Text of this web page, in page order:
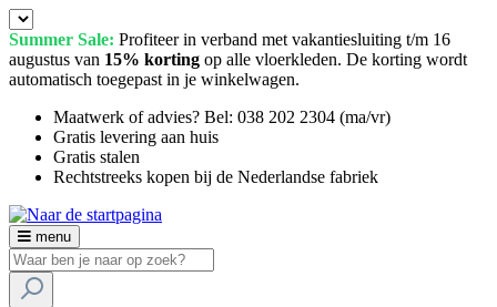
Summer Sale: Profiteer in verband met vakantiesluiting t/m 16
augustus van 15% korting op alle vloerkleden. De korting wordt
automatisch toegepast in je winkelwagen.
Maatwerk of advies? Bel: 038 202 2304 (ma/vr)
Gratis levering aan huis
Gratis stalen
Rechtstreeks kopen bij de Nederlandse fabriek
menu